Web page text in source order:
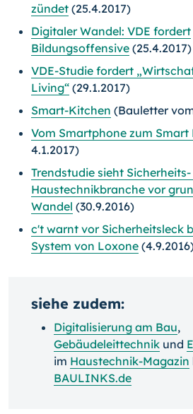
zündet (25.4.2017)
Digitaler Wandel: VDE fordert
Bildungsoffensive (25.4.2017)
VDE-Studie fordert
Living“ (29.1.2017)
Smart-Kitchen (Bauletter
Vom Smartphone zum Smart
4.1.2017)
Trendstudie sieht
Haustechnikbranche vor
Wandel (30.9.2016)
c't warnt vor Sicherheitsleck
System von Loxone
siehe zudem:
Digitalisierung am Bau,
Gebäudeleittechnik und
im Haustechnik-Magazin
BAULINKS.de